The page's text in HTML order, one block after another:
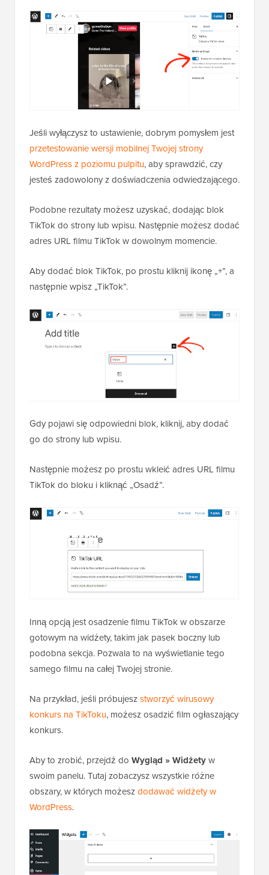
Jeśli wyłączysz to ustawienie, dobrym pomysłem jest
przetestowanie wersji mobilnej Twojej strony
WordPress z poziomu pulpitu, aby sprawdzić, czy
jesteś zadowolony z doświadczenia odwiedzającego.
Podobne rezultaty możesz uzyskać, dodając blok
TikTok do strony lub wpisu. Następnie możesz dodać
adres URL filmu TikTok w dowolnym momencie.
Aby dodać blok TikTok, po prostu kliknij ikonę „+”, a
następnie wpisz „TikTok”.
Gdy pojawi się odpowiedni blok, kliknij, aby dodać
go do strony lub wpisu.
Następnie możesz po prostu wkleić adres URL filmu
TikTok do bloku i kliknąć „Osadź”.
Inną opcją jest osadzenie filmu TikTok w obszarze
gotowym na widżety, takim jak pasek boczny lub
podobna sekcja. Pozwala to na wyświetlanie tego
samego filmu na całej Twojej stronie.
Na przykład, jeśli próbujeszstworzyć wirusowy
konkurs na TikToku, możesz osadzić film ogłaszający
konkurs.
Aby to zrobić, przejdź do Wygląd » Widżetyw
swoim panelu. Tutaj zobaczysz wszystkie różne
obszary, w których możeszdodawać widżety w
WordPress.